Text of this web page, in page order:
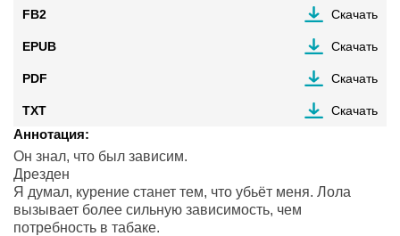
FB2 Скачать
EPUB Скачать
PDF Скачать
TXT Скачать
Аннотация:
Он знал, что был зависим.
Дрезден
Я думал, курение станет тем, что убьёт меня. Лола
вызывает более сильную зависимость, чем
потребность в табаке.